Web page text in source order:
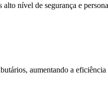
nível de segurança e
aumentando a